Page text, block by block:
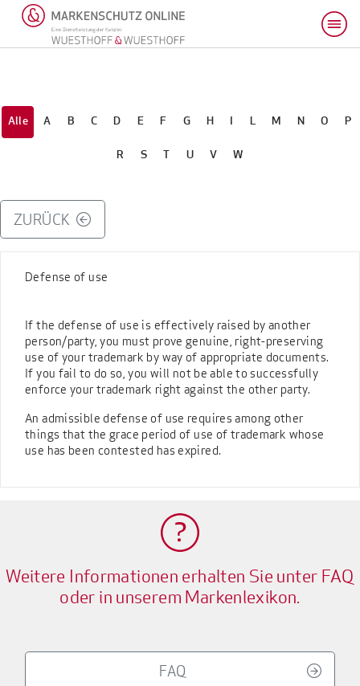
Alle A B C D E F G H I L M N O P
R S T U V W
ZURÜCK
Defense of use
If the defense of use is effectively raised by another
person/party, you must prove genuine, right-preserving
use of your trademark by way of appropriate documents.
If you fail to do so, you will not be able to successfully
enforce your trademark right against the other party.
An admissible defense of use requires among other
things that the grace period of use of trademark whose
use has been contested has expired.
Weitere Informationen erhalten Sie unter FAQ
oder in unserem Markenlexikon.
FAQ